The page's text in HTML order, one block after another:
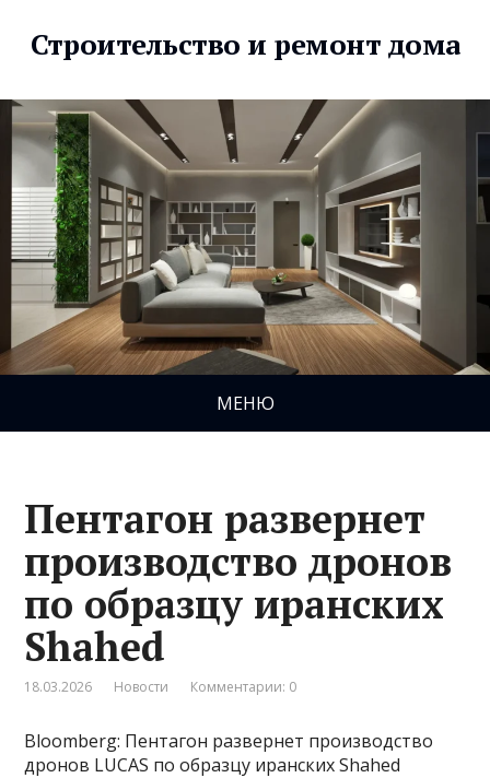
Строительство и ремонт дома
МЕНЮ
Пентагон развернет
производство дронов
по образцу иранских
Shahed
18.03.2026 Новости Комментарии: 0
Bloomberg: Пентагон развернет производство
дронов LUCAS по образцу иранских Shahed